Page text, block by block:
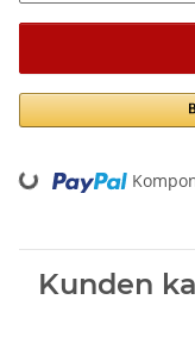
Loading...
Kunden